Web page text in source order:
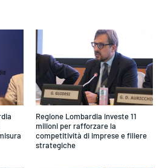
Regione Lombardia investe 11
milioni per rafforzare la
competitività di imprese e filiere
strategiche